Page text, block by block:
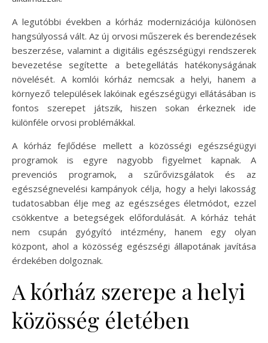
A legutóbbi években a kórház modernizációja különösen
hangsúlyossá vált. Az új orvosi műszerek és berendezések
beszerzése, valamint a digitális egészségügyi rendszerek
bevezetése segítette a betegellátás hatékonyságának
növelését. A komlói kórház nemcsak a helyi, hanem a
környező települések lakóinak egészségügyi ellátásában is
fontos szerepet játszik, hiszen sokan érkeznek ide
különféle orvosi problémákkal.
A kórház fejlődése mellett a közösségi egészségügyi
programok is egyre nagyobb figyelmet kapnak. A
prevenciós programok, a szűrővizsgálatok és az
egészségnevelési kampányok célja, hogy a helyi lakosság
tudatosabban élje meg az egészséges életmódot, ezzel
csökkentve a betegségek előfordulását. A kórház tehát
nem csupán gyógyító intézmény, hanem egy olyan
központ, ahol a közösség egészségi állapotának javítása
érdekében dolgoznak.
A kórház szerepe a helyi
közösség életében